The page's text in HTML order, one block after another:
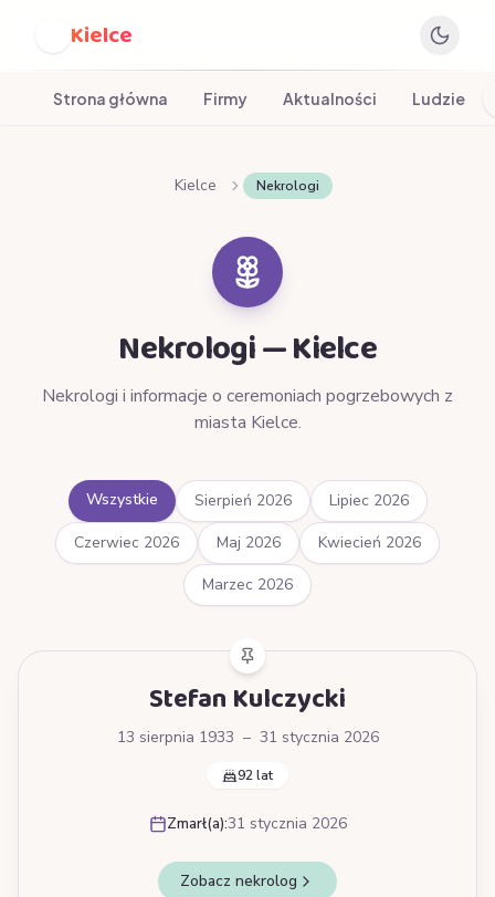
Kielce
Strona główna Firmy Aktualności Ludzie
Kielce Nekrologi
Nekrologi — Kielce
Nekrologi i informacje o ceremoniach pogrzebowych z
miasta Kielce.
Wszystkie Sierpień 2026
Lipiec 2026
Czerwiec 2026
Maj 2026
Kwiecień 2026
Marzec 2026
Stefan Kulczycki
13 sierpnia 1933 – 31 stycznia 2026
92 lat
Zmarł(a):31 stycznia 2026
Zobacz nekrolog